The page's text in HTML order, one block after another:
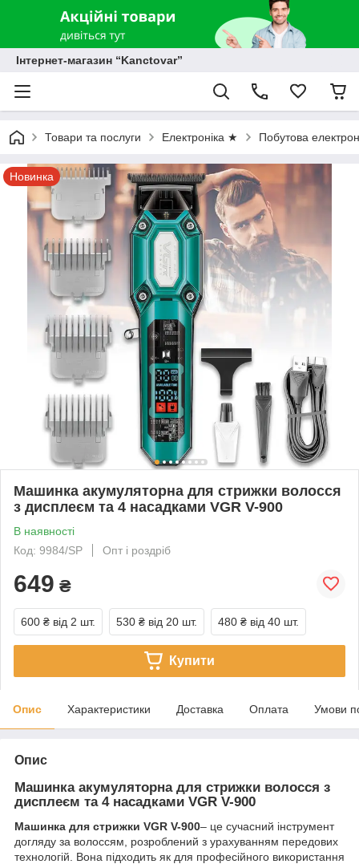
Інтернет-магазин “Kanctovar”
Товари та послуги Електроніка ★ Побутова
Новинка
Машинка акумуляторна для стрижки волосся
з дисплеєм та 4 насадками VGR V-900
В наявності
Код: 9984/SP
Опт і роздріб
649 ₴
600 ₴ від 2 шт. 530 ₴ від 20 шт. 480 ₴ від 40 шт.
Купити
Опис Характеристики Доставка Оплата Умови
Опис
Машинка акумуляторна для стрижки волосся з
дисплеєм та 4 насадками VGR V-900
Машинка для стрижки VGR V-900– це сучасний інструмент
догляду за волоссям, розроблений з урахуванням передових
технологій. Вона підходить як для професійного використання